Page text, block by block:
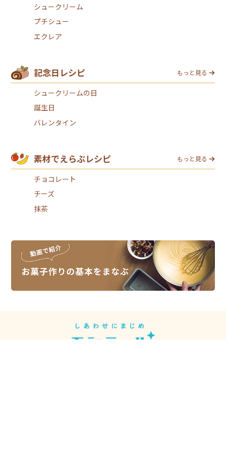
シュークリーム
プチシュー
エクレア
記念日レシピ もっと見る
シュークリームの日
誕生日
バレンタイン
素材でえらぶレシピ もっと見る
チョコレート
チーズ
抹茶